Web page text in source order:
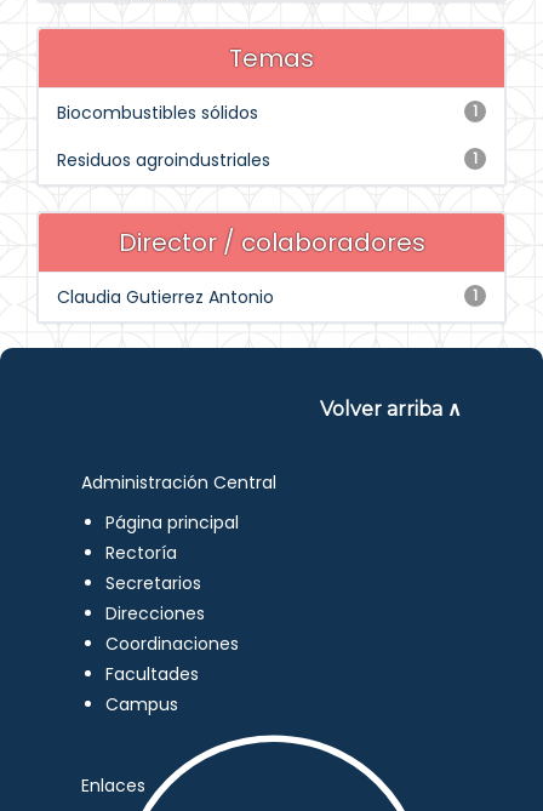
Temas
1
Biocombustibles sólidos
1
Residuos agroindustriales
Director / colaboradores
1
Claudia Gutierrez Antonio
Volver arriba ∧
Administración Central
Página principal
Rectoría
Secretarios
Direcciones
Coordinaciones
Facultades
Campus
Enlaces